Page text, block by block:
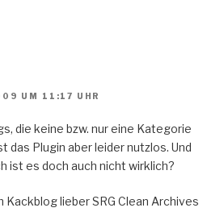
UM 11:17 UHR
die keine bzw. nur eine Kategorie
das Plugin aber leider nutzlos. Und
ist es doch auch nicht wirklich?
Kackblog lieber SRG Clean Archives